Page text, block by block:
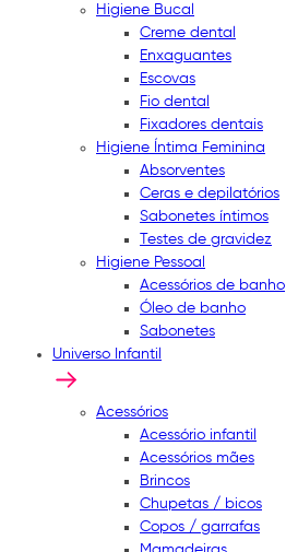
Higiene Bucal
Creme dental
Enxaguantes
Escovas
Fio dental
Fixadores dentais
Higiene Íntima Feminina
Absorventes
Ceras e depilatórios
Sabonetes íntimos
Testes de gravidez
Higiene Pessoal
Acessórios de banho
Óleo de banho
Sabonetes
Universo Infantil
Acessórios
Acessório infantil
Acessórios mães
Brincos
Chupetas / bicos
Copos / garrafas